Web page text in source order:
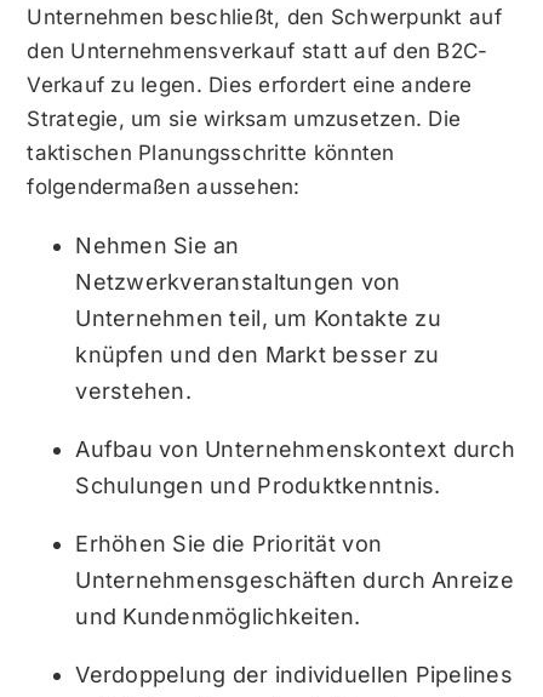
Unternehmen beschließt, den Schwerpunkt auf
den Unternehmensverkauf statt auf den B2C-
Verkauf zu legen. Dies erfordert eine andere
Strategie, um sie wirksam umzusetzen. Die
taktischen Planungsschritte könnten
folgendermaßen aussehen:
Nehmen Sie an
Netzwerkveranstaltungen von
Unternehmen teil, um Kontakte zu
knüpfen und den Markt besser zu
verstehen.
Aufbau von Unternehmenskontext durch
Schulungen und Produktkenntnis.
Erhöhen Sie die Priorität von
Unternehmensgeschäften durch Anreize
und Kundenmöglichkeiten.
Verdoppelung der individuellen Pipelines